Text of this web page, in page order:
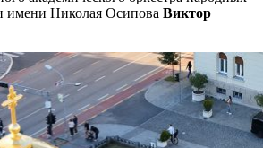
имени Николая Осипова Виктор